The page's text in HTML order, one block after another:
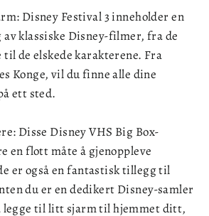
Disney Festival 3 inneholder en
klassiske Disney-filmer, fra de
de elskede karakterene. Fra
Konge, vil du finne alle dine
ett sted.
Disse Disney VHS Big Box-
en flott måte å gjenoppleve
er også en fantastisk tillegg til
du er en dedikert Disney-samler
legge til litt sjarm til hjemmet ditt,